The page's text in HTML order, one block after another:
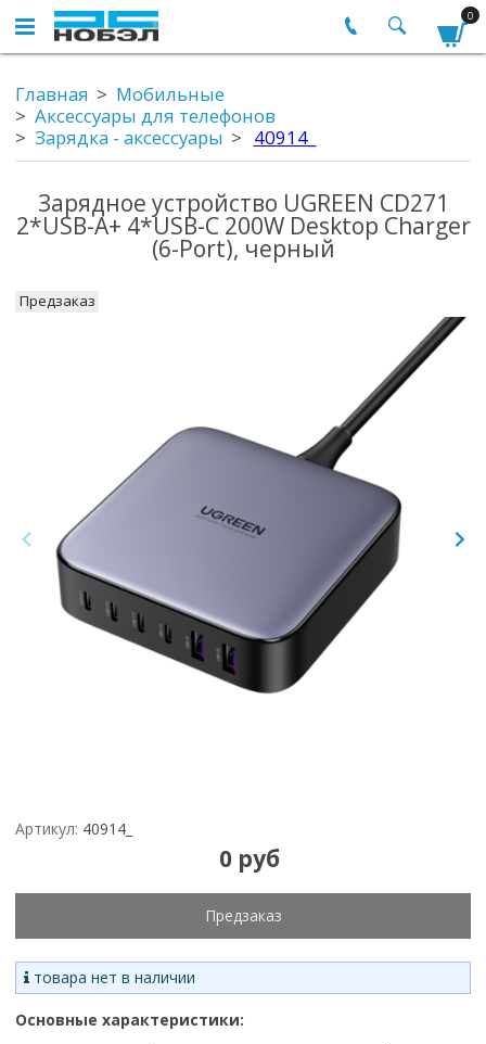
0
Главная
Мобильные
Аксессуары для телефонов
Зарядка - аксессуары
40914_
Зарядное устройство UGREEN CD271
2*USB-A+ 4*USB-C 200W Desktop Charger
(6-Port), черный
Предзаказ
Артикул: 40914_
0 руб
Предзаказ
товара нет в наличии
Основные характеристики: